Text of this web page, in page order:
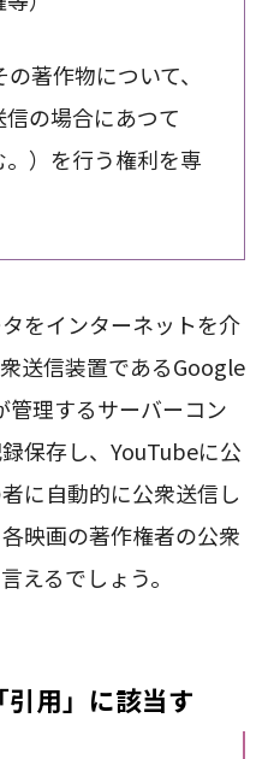
著作物について、
の場合にあつて
）を行う権利を専
をインターネットを介
送信装置であるGoogle
管理するサーバーコン
保存し、YouTubeに公
に自動的に公衆送信し
映画の著作権者の公衆
えるでしょう。
用」に該当す